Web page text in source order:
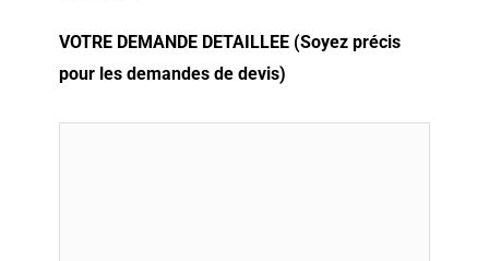
VOTRE DEMANDE DETAILLEE (Soyez précis
pour les demandes de devis)